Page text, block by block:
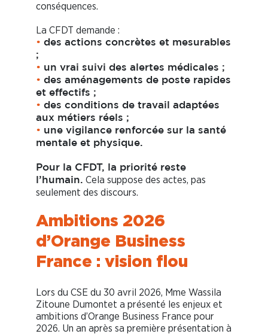
conséquences.
La CFDT demande :
• des actions concrètes et mesurables
;
• un vrai suivi des alertes médicales ;
• des aménagements de poste rapides
et effectifs ;
• des conditions de travail adaptées
aux métiers réels ;
• une vigilance renforcée sur la santé
mentale et physique.
Pour la CFDT, la priorité reste
l’humain. Cela suppose des actes, pas
seulement des discours.
Ambitions 2026
d’Orange Business
France : vision flou
Lors du CSE du 30 avril 2026, Mme Wassila
Zitoune Dumontet a présenté les enjeux et
ambitions d’Orange Business France pour
2026. Un an après sa première présentation à